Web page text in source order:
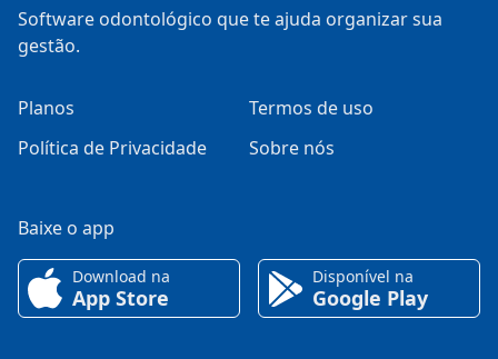
Software odontológico que te ajuda organizar sua
gestão.
Planos
Termos de uso
Política de Privacidade
Sobre nós
Baixe o app
Download na
App Store
Disponível na
Google Play